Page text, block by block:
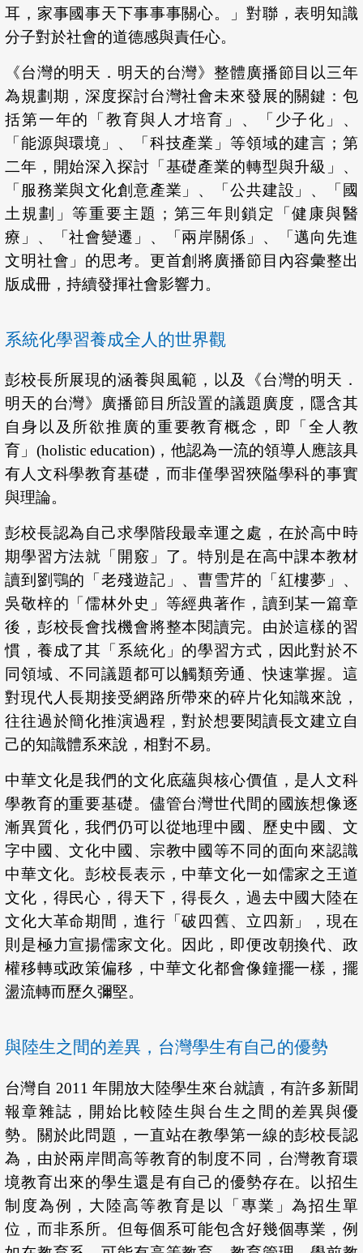
耳，家事國事天下事事事關心。」對聯，表明知識
分子對於社會的道德感與責任心。
《台灣的明天．明天的台灣》整體廣播節目以三年
為規劃期，深度探討台灣社會未來發展的關鍵：包
括第一年的「教育與人才培育」、「少子化」、
「能源與環境」、「科技產業」等領域的建言；第
二年，開始深入探討「基礎產業的轉型與升級」、
「服務業與文化創意產業」、「公共建設」、「國
土規劃」等重要主題；第三年則鎖定「健康與醫
療」、「社會變遷」、「兩岸關係」、「邁向先進
文明社會」的思考。更首創將廣播節目內容彙整出
版成冊，持續發揮社會影響力。
系統化學習養成全人的世界觀
彭校長所展現的涵養與風範，以及《台灣的明天．
明天的台灣》廣播節目所設置的議題廣度，隱含其
自身以及所欲推廣的重要教育概念，即「全人教
育」(holistic education)，他認為一流的領導人應該具
有人文科學教育基礎，而非僅學習狹隘學科的事實
與理論。
彭校長認為自己求學階段最幸運之處，在於高中時
期學習方法就「開竅」了。特別是在高中課本教材
讀到劉鶚的「老殘遊記」、曹雪芹的「紅樓夢」、
吳敬梓的「儒林外史」等經典著作，讀到某一篇章
後，彭校長會找機會將整本閱讀完。由於這樣的習
慣，養成了其「系統化」的學習方式，因此對於不
同領域、不同議題都可以觸類旁通、快速掌握。這
對現代人長期接受網路所帶來的碎片化知識來說，
往往過於簡化推演過程，對於想要閱讀長文建立自
己的知識體系來說，相對不易。
中華文化是我們的文化底蘊與核心價值，是人文科
學教育的重要基礎。儘管台灣世代間的國族想像逐
漸異質化，我們仍可以從地理中國、歷史中國、文
字中國、文化中國、宗教中國等不同的面向來認識
中華文化。彭校長表示，中華文化一如儒家之王道
文化，得民心，得天下，得長久，過去中國大陸在
文化大革命期間，進行「破四舊、立四新」，現在
則是極力宣揚儒家文化。因此，即便改朝換代、政
權移轉或政策偏移，中華文化都會像鐘擺一樣，擺
盪流轉而歷久彌堅。
與陸生之間的差異，台灣學生有自己的優勢
台灣自 2011 年開放大陸學生來台就讀，有許多新聞
報章雜誌，開始比較陸生與台生之間的差異與優
勢。關於此問題，一直站在教學第一線的彭校長認
為，由於兩岸間高等教育的制度不同，台灣教育環
境教育出來的學生還是有自己的優勢存在。以招生
制度為例，大陸高等教育是以「專業」為招生單
位，而非系所。但每個系可能包含好幾個專業，例